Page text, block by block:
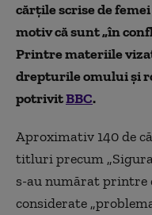
cărțile scrise de
motiv că sunt „în
Printre materiile
drepturile omului și
potrivitBBC.
Aproximativ 140 de
titluri precum
s-au numărat printre
considerate